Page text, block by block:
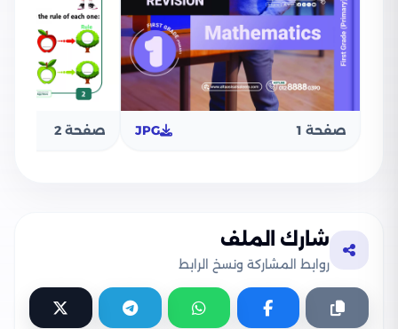
صفحة 1 JPG صفحة 2
شارك الملف
روابط المشاركة ونسخ الرابط